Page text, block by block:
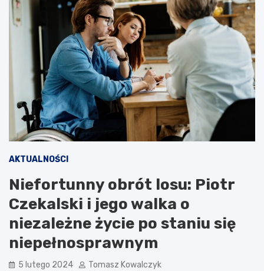
AKTUALNOŚCI
Niefortunny obrót losu: Piotr
Czekalski i jego walka o
niezależne życie po staniu się
niepełnosprawnym
5 lutego 2024 Tomasz Kowalczyk